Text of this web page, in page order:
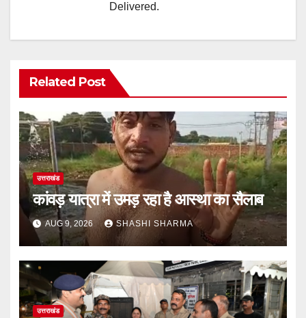
Delivered.
Related Post
उत्तराखंड
कांवड़ यात्रा में उमड़ रहा है आस्था का सैलाब
AUG 9, 2026 SHASHI SHARMA
उत्तराखंड